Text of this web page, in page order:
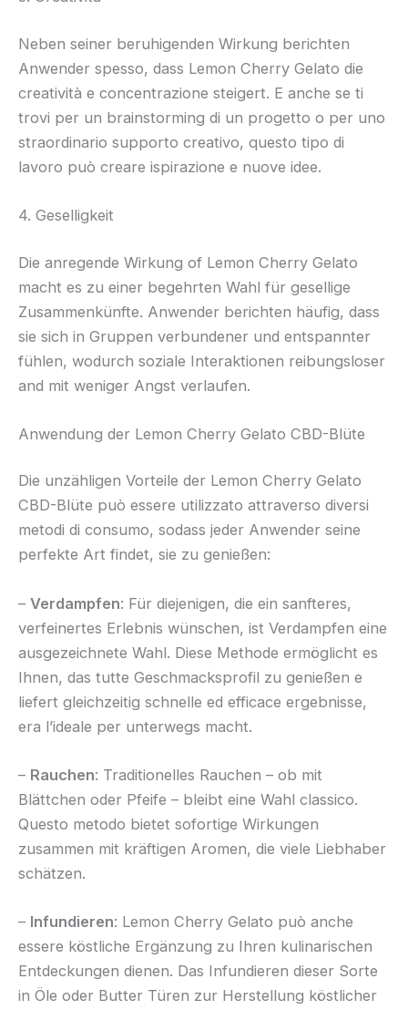
Neben seiner beruhigenden Wirkung berichten
Anwender spesso, dass Lemon Cherry Gelato die
creatività e concentrazione steigert. E anche se ti
trovi per un brainstorming di un progetto o per uno
straordinario supporto creativo, questo tipo di
lavoro può creare ispirazione e nuove idee.
4. Geselligkeit
Die anregende Wirkung of Lemon Cherry Gelato
macht es zu einer begehrten Wahl für gesellige
Zusammenkünfte. Anwender berichten häufig, dass
sie sich in Gruppen verbundener und entspannter
fühlen, wodurch soziale Interaktionen reibungsloser
and mit weniger Angst verlaufen.
Anwendung der Lemon Cherry Gelato CBD-Blüte
Die unzähligen Vorteile der Lemon Cherry Gelato
CBD-Blüte può essere utilizzato attraverso diversi
metodi di consumo, sodass jeder Anwender seine
perfekte Art findet, sie zu genießen:
– Verdampfen: Für diejenigen, die ein sanfteres,
verfeinertes Erlebnis wünschen, ist Verdampfen eine
ausgezeichnete Wahl. Diese Methode ermöglicht es
Ihnen, das tutte Geschmacksprofil zu genießen e
liefert gleichzeitig schnelle ed efficace ergebnisse,
era l’ideale per unterwegs macht.
– Rauchen: Traditionelles Rauchen – ob mit
Blättchen oder Pfeife – bleibt eine Wahl classico.
Questo metodo bietet sofortige Wirkungen
zusammen mit kräftigen Aromen, die viele Liebhaber
schätzen.
– Infundieren: Lemon Cherry Gelato può anche
essere köstliche Ergänzung zu Ihren kulinarischen
Entdeckungen dienen. Das Infundieren dieser Sorte
in Öle oder Butter Türen zur Herstellung köstlicher